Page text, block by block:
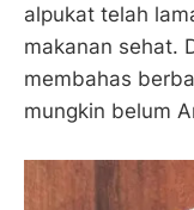
alpukat telah
makanan sehat.
membahas
mungkin belum